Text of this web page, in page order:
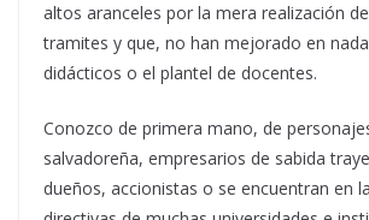
altos aranceles por la mera realización
tramites y que, no han mejorado en
didácticos o el plantel de docentes.
Conozco de primera mano, de
salvadoreña, empresarios de sabida
dueños, accionistas o se encuentran en